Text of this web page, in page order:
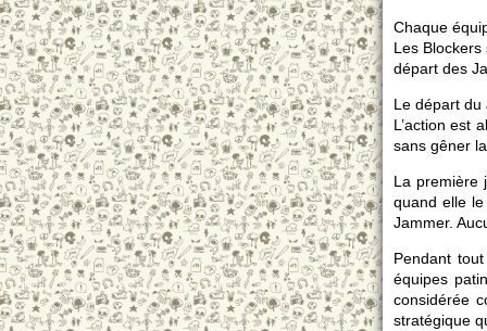
Chaque
Les
départ des
Le départ du
L’action est
sans gêner
La première
quand elle
Jammer.
Pendant
équipes
considérée
stratégique